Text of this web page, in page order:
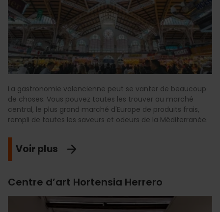
La gastronomie valencienne peut se vanter de beaucoup
de choses. Vous pouvez toutes les trouver au marché
central, le plus grand marché d'Europe de produits frais,
rempli de toutes les saveurs et odeurs de la Méditerranée.
Voir plus
Centre d’art Hortensia Herrero